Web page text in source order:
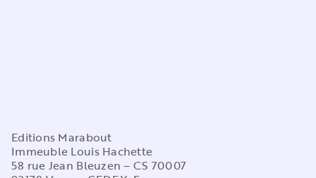
Editions Marabout
Immeuble Louis Hachette
58 rue Jean Bleuzen – CS 70007